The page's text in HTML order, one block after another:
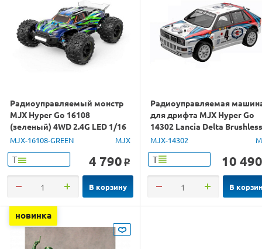
Радиоуправляемый монстр
MJX Hyper Go 16108
(зеленый) 4WD 2.4G LED 1/16
RTR
MJX-16108-GREEN MJX
Т 4 790 o
В корзину
Радиоуправляемая
для дрифта MJX Hyper Go
14302 Lancia Delta Brushless
4WD 2.4G LED 1/14 RTR
MJX-14302
Т 10 490
В
новинка